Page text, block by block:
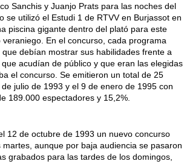
Sanchis y Juanjo Prats para las noches del
se utilizó el Estudi 1 de RTVV en Burjassot en
piscina gigante dentro del plató para este
En el concurso, cada programa
debían mostrar sus habilidades frente a
acudían de público y que eran las elegidas
el concurso. Se emitieron un total de 25
julio de 1993 y el 9 de enero de 1995 con
189.000 espectadores y 15,2%.
12 de octubre de 1993 un nuevo concurso
aunque por baja audiencia se pasaron
grabados para las tardes de los domingos,